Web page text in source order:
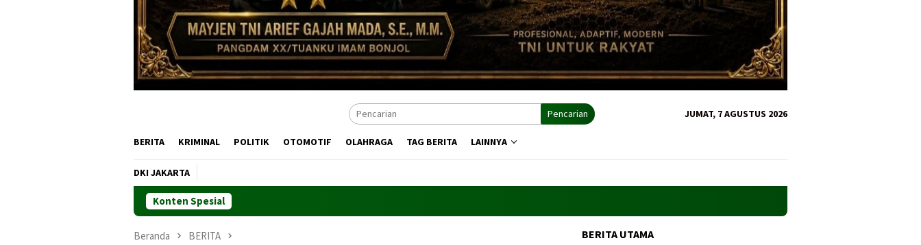
Pencarian JUMAT, 7 AGUSTUS 2026
BERITA KRIMINAL POLITIK OTOMOTIF OLAHRAGA TAG BERITA LAINNYA
DKI JAKARTA
Konten Spesial
Beranda BERITA BERITA UTAMA